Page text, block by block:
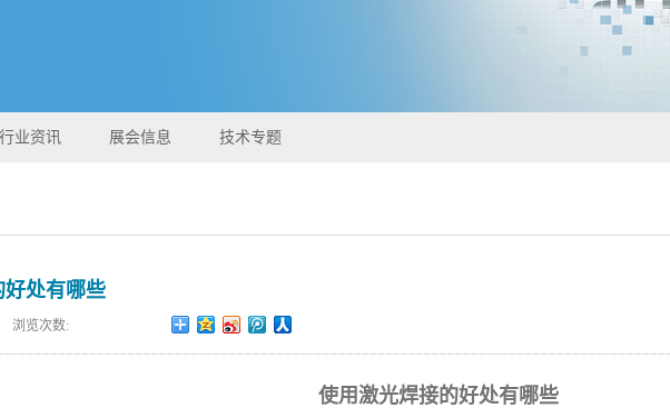
行业资讯 展会信息 技术专题
处有哪些
浏览次数:
使用激光焊接的好处有哪些